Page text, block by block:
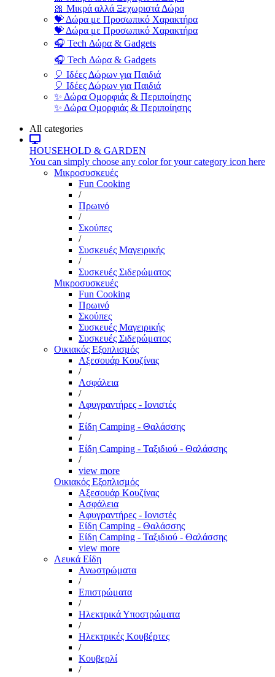
🎀 Μικρά αλλά Ξεχωριστά Δώρα
💝 Δώρα με Προσωπικό Χαρακτήρα
💝 Δώρα με Προσωπικό Χαρακτήρα
🎧 Tech Δώρα & Gadgets
🎧 Tech Δώρα & Gadgets
🎈 Ιδέες Δώρων για Παιδιά
🎈 Ιδέες Δώρων για Παιδιά
✨ Δώρα Ομορφιάς & Περιποίησης
✨ Δώρα Ομορφιάς & Περιποίησης
All categories
HOUSEHOLD & GARDEN
You can simply choose any color for your category icon here
Μικροσυσκευές
Fun Cooking
/
Πρωινό
/
Σκούπες
/
Συσκευές Μαγειρικής
/
Συσκευές Σιδερώματος
Μικροσυσκευές
Fun Cooking
Πρωινό
Σκούπες
Συσκευές Μαγειρικής
Συσκευές Σιδερώματος
Οικιακός Εξοπλισμός
Αξεσουάρ Κουζίνας
/
Ασφάλεια
/
Αφυγραντήρες - Ιονιστές
/
Είδη Camping - Θαλάσσης
/
Είδη Camping - Ταξιδιού - Θαλάσσης
/
view more
Οικιακός Εξοπλισμός
Αξεσουάρ Κουζίνας
Ασφάλεια
Αφυγραντήρες - Ιονιστές
Είδη Camping - Θαλάσσης
Είδη Camping - Ταξιδιού - Θαλάσσης
view more
Λευκά Είδη
Ανωστρώματα
/
Επιστρώματα
/
Ηλεκτρικά Υποστρώματα
/
Ηλεκτρικές Κουβέρτες
/
Κουβερλί
/